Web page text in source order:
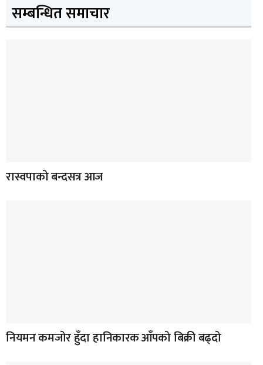
सम्बन्धित समाचार
रास्वपाको बन्दसत्र आज
नियमन कमजोर हुँदा हानिकारक आँपको बिक्री बढ्दो